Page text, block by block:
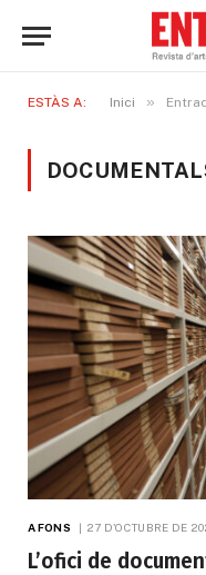
ESTÀS A: Inici »
A FONS 27 D'OCTUBRE DE
L’ofici de